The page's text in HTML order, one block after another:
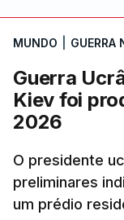
MUNDO GUERRA
Guerra
Kiev foi
2026
O presidente
preliminares
um prédio